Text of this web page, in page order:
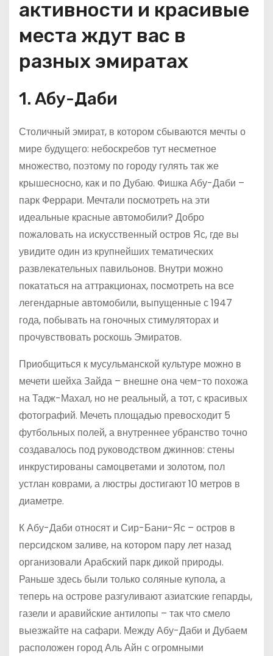
активности и красивые
места ждут вас в
разных эмиратах
1. Абу-Даби
Столичный эмират, в котором сбываются мечты о
мире будущего: небоскребов тут несметное
множество, поэтому по городу гулять так же
крышесносно, как и по Дубаю. Фишка Абу-Даби –
парк Феррари. Мечтали посмотреть на эти
идеальные красные автомобили? Добро
пожаловать на искусственный остров Яс, где вы
увидите один из крупнейших тематических
развлекательных павильонов. Внутри можно
покататься на аттракционах, посмотреть на все
легендарные автомобили, выпущенные с 1947
года, побывать на гоночных стимуляторах и
прочувствовать роскошь Эмиратов.
Приобщиться к мусульманской культуре можно в
мечети шейха Зайда – внешне она чем-то похожа
на Тадж-Махал, но не реальный, а тот, с красивых
фотографий. Мечеть площадью превосходит 5
футбольных полей, а внутреннее убранство точно
создавалось под руководством джиннов: стены
инкрустированы самоцветами и золотом, пол
устлан коврами, а люстры достигают 10 метров в
диаметре.
К Абу-Даби относят и Сир-Бани-Яс – остров в
персидском заливе, на котором пару лет назад
организовали Арабский парк дикой природы.
Раньше здесь были только соляные купола, а
теперь на острове разгуливают азиатские гепарды,
газели и аравийские антилопы – так что смело
выезжайте на сафари. Между Абу-Даби и Дубаем
расположен город Аль Айн с огромными